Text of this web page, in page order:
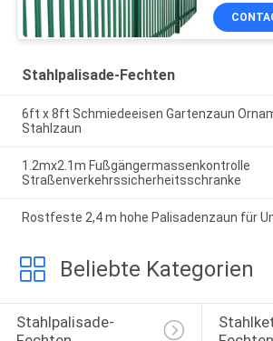
Stahlpalisade-Fechten
6ft x 8ft Schmiedeeisen Gartenzaun
Stahlzaun
1.2mx2.1m Fußgängermassenkontrolle
Straßenverkehrssicherheitsschranke
Rostfeste 2,4 m hohe Palisadenzaun für
Beliebte Kategorien
Stahlpalisade-